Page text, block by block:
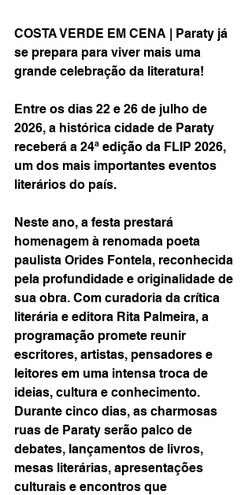
COSTA VERDE EM CENA | Paraty já
se prepara para viver mais uma
grande celebração da literatura!
Entre os dias 22 e 26 de julho de
2026, a histórica cidade de Paraty
receberá a 24ª edição da FLIP 2026,
um dos mais importantes eventos
literários do país.
Neste ano, a festa prestará
homenagem à renomada poeta
paulista Orides Fontela, reconhecida
pela profundidade e originalidade de
sua obra. Com curadoria da crítica
literária e editora Rita Palmeira, a
programação promete reunir
escritores, artistas, pensadores e
leitores em uma intensa troca de
ideias, cultura e conhecimento.
Durante cinco dias, as charmosas
ruas de Paraty serão palco de
debates, lançamentos de livros,
mesas literárias, apresentações
culturais e encontros que